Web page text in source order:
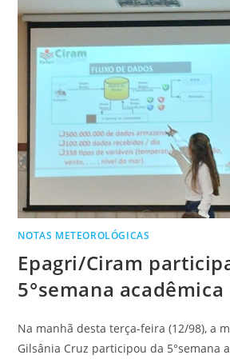
NOTAS METEOROLÓGICAS
Epagri/Ciram
5°semana acadêmica
Na manhã desta terça-feira (12/98), a
Gilsânia Cruz participou da 5°semana